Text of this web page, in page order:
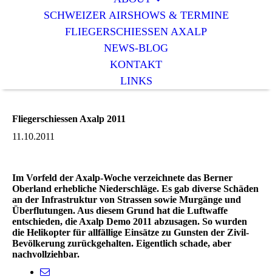
SCHWEIZER AIRSHOWS & TERMINE
FLIEGERSCHIESSEN AXALP
NEWS-BLOG
KONTAKT
LINKS
Fliegerschiessen Axalp 2011
11.10.2011
Im Vorfeld der Axalp-Woche verzeichnete das Berner
Oberland erhebliche Niederschläge. Es gab diverse Schäden
an der Infrastruktur von Strassen sowie Murgänge und
Überflutungen. Aus diesem Grund hat die Luftwaffe
entschieden, die Axalp Demo 2011 abzusagen. So wurden
die Helikopter für allfällige Einsätze zu Gunsten der Zivil-
Bevölkerung zurückgehalten. Eigentlich schade, aber
nachvollziehbar.